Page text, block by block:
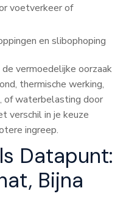
voetverkeer of
en slibophoping
vermoedelijke oorzaak
thermische werking,
of waterbelasting door
verschil in je keuze
ingreep.
Datapunt:
Bijna